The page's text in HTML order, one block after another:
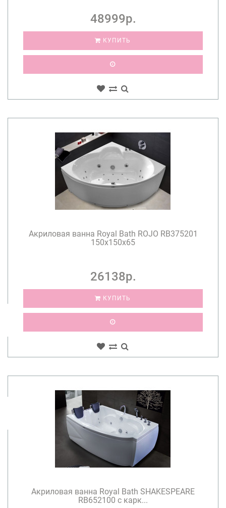
48999р.
КУПИТЬ
Акриловая ванна Royal Bath ROJO RB375201
150x150x65
26138р.
КУПИТЬ
Акриловая ванна Royal Bath SHAKESPEARE
RB652100 с карк...